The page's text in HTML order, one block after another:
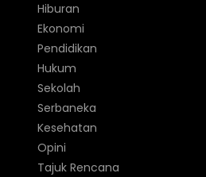
Hiburan
Ekonomi
Pendidikan
Hukum
Sekolah
Serbaneka
Kesehatan
Opini
Tajuk Rencana